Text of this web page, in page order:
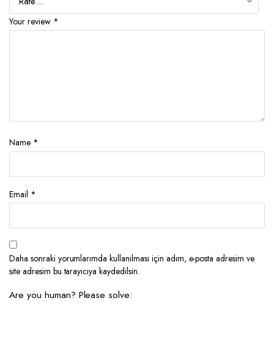
Your review *
Name *
Email *
Daha sonraki yorumlarımda kullanılması için adım, e-posta adresim ve
site adresim bu tarayıcıya kaydedilsin.
Are you human? Please solve: